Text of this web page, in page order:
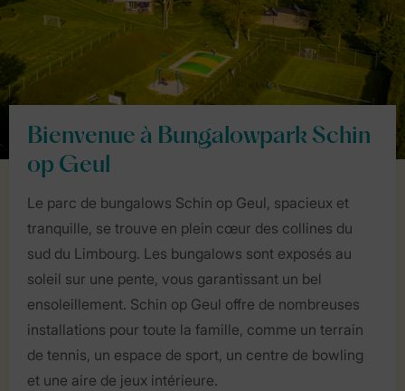
Bienvenue à Bungalowpark Schin
op Geul
Le parc de bungalows Schin op Geul, spacieux et
tranquille, se trouve en plein cœur des collines du
sud du Limbourg. Les bungalows sont exposés au
soleil sur une pente, vous garantissant un bel
ensoleillement. Schin op Geul offre de nombreuses
installations pour toute la famille, comme un terrain
de tennis, un espace de sport, un centre de bowling
et une aire de jeux intérieure.